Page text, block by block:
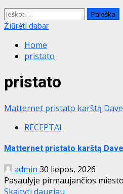
Ieškoti:
Žiūrėti dabar
Home
pristato
pristato
Matternet pristato karštą
RECEPTAI
Matternet pristato karštą
admin 30 liepos, 2026
Pasaulyje pirmaujančios
Skaityti daugiau